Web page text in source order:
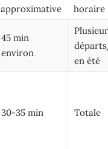
approximative
horaire
45 min
environ
en été
30-35 min Totale